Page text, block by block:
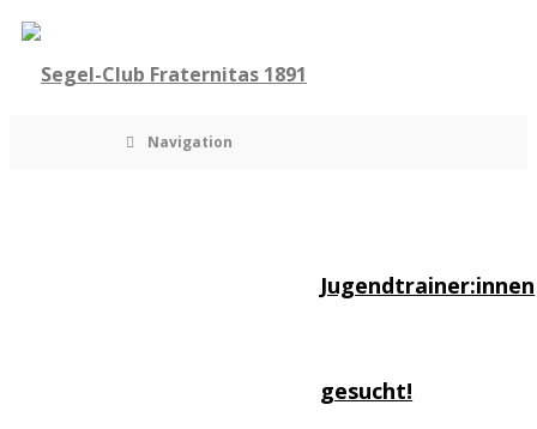
Jugendtrainer:innen
gesucht!
Navigation